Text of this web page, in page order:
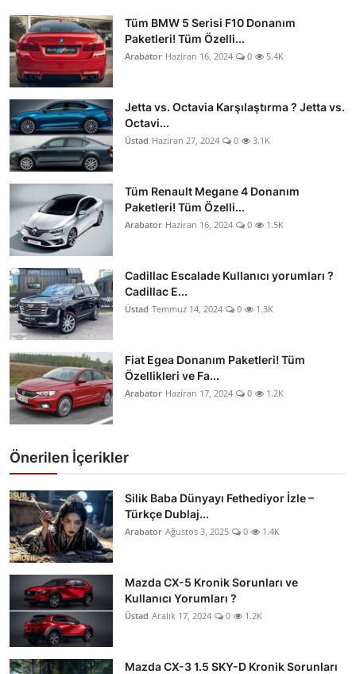
Tüm BMW 5 Serisi F10 Donanım
Paketleri! Tüm Özelli...
Arabator Haziran 16, 2024 0 5.4K
Jetta vs. Octavia Karşılaştırma ? Jetta vs.
Octavi...
Üstad Haziran 27, 2024 0 3.1K
Tüm Renault Megane 4 Donanım
Paketleri! Tüm Özelli...
Arabator Haziran 16, 2024 0 1.5K
Cadillac Escalade Kullanıcı yorumları ?
Cadillac E...
Üstad Temmuz 14, 2024 0 1.3K
Fiat Egea Donanım Paketleri! Tüm
Özellikleri ve Fa...
Arabator Haziran 17, 2024 0 1.2K
Önerilen İçerikler
Silik Baba Dünyayı Fethediyor İzle –
Türkçe Dublaj...
Arabator Ağustos 3, 2025 0 1.4K
Mazda CX-5 Kronik Sorunları ve
Kullanıcı Yorumları ?
Üstad Aralık 17, 2024 0 1.2K
Mazda CX-3 1.5 SKY-D Kronik Sorunları